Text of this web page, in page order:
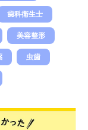
歯科衛生士
美容整形
虫歯